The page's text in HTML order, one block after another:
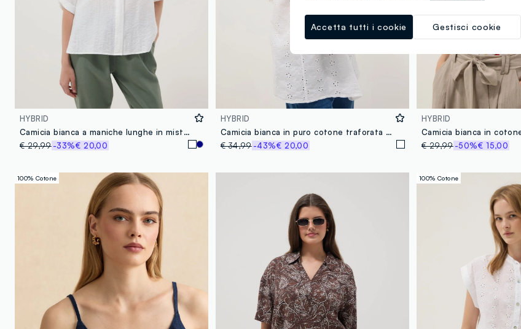
HYBRID
Camicia bianca a maniche lunghe in misto viscosa regular fit
€ 29,99-33%€ 20,00
HYBRID
Camicia bianca in puro cotone traforata con collo alla coreana regular fit
€ 34,99-43%€ 20,00
HYBRID
€ 29,99-50%€ 15,00
100% Cotone 100% Cotone
Gestisci cookie
Accetta tutti i cookie